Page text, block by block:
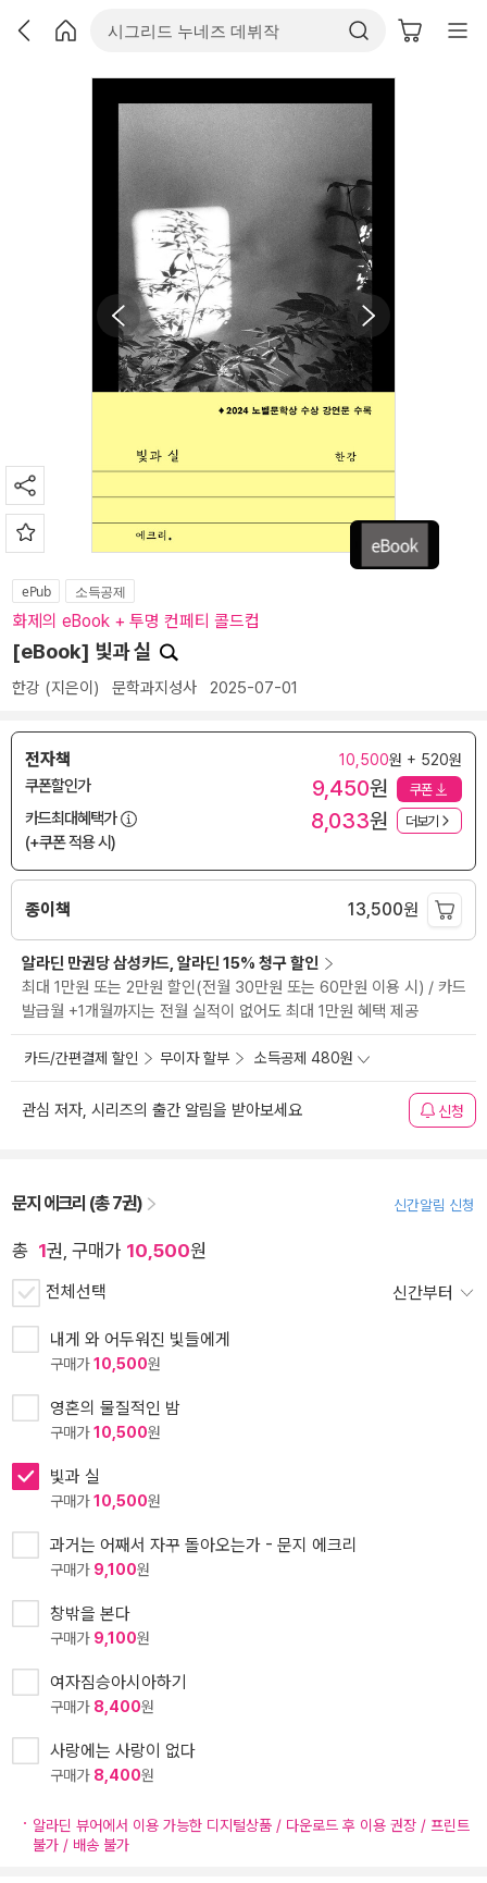
ePub 소득공제
화제의 eBook + 투명 컨페티 콜드컵
[eBook] 빛과 실
한강 (지은이) 문학과지성사 2025-07-01
전자책 10,500원 + 520원
쿠폰할인가 9,450원 쿠폰
카드최대혜택가
(+쿠폰 적용 시)
8,033원 더보기
종이책 13,500원
알라딘 만권당 삼성카드, 알라딘 15% 청구 할인
최대 1만원 또는 2만원 할인(전월 30만원 또는 60만원 이용 시) / 카드
발급월 +1개월까지는 전월 실적이 없어도 최대 1만원 혜택 제공
카드/간편결제 할인 무이자 할부 소득공제 480원
관심 저자, 시리즈의 출간 알림을 받아보세요 신청
문지 에크리 (총 7권) 신간알림 신청
총 1권, 구매가 10,500원
전체선택 신간부터
내게 와 어두워진 빛들에게
구매가10,500원
영혼의 물질적인 밤
구매가10,500원
빛과 실
구매가10,500원
과거는 어째서 자꾸 돌아오는가 - 문지 에크리
구매가 9,100원
창밖을 본다
구매가 9,100원
여자짐승아시아하기
구매가 8,400원
사랑에는 사랑이 없다
구매가 8,400원
알라딘 뷰어에서 이용 가능한 디지털상품 / 다운로드 후 이용 권장 / 프린트
불가 / 배송 불가